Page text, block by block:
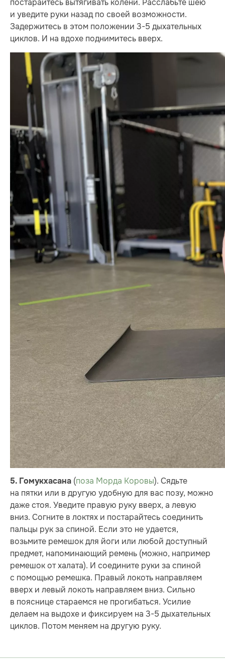
постарайтесь вытягивать колени. Расслабьте шею
и уведите руки назад по своей возможности.
Задержитесь в этом положении 3-5 дыхательных
циклов. И на вдохе поднимитесь вверх.
5. Гомукхасана (поза Морда Коровы). Сядьте
на пятки или в другую удобную для вас позу, можно
даже стоя. Уведите правую руку вверх, а левую
вниз. Согните в локтях и постарайтесь соединить
пальцы рук за спиной. Если это не удается,
возьмите ремешок для йоги или любой доступный
предмет, напоминающий ремень (можно, например
ремешок от халата). И соедините руки за спиной
с помощью ремешка. Правый локоть направляем
вверх и левый локоть направляем вниз. Сильно
в пояснице стараемся не прогибаться. Усилие
делаем на выдохе и фиксируем на 3-5 дыхательных
циклов. Потом меняем на другую руку.